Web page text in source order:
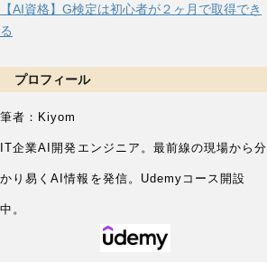
【AI資格】G検定は初心者が２ヶ月で取得でき
る
プロフィール
筆者：Kiyom
IT企業AI開発エンジニア。 最前線の現場から分
かり易くAI情報を発信。Udemyコース開設
中。